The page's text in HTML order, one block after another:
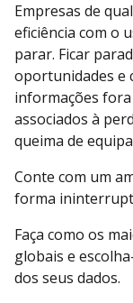
Empresas de
eficiência com o
parar. Ficar
oportunidades e
informações
associados à
queima de
Conte com um
forma
Faça como os
globais e
dos seus dados.